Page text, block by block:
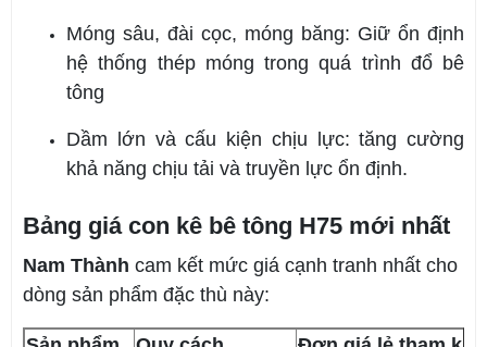
Móng sâu, đài cọc, móng băng: Giữ ổn định
hệ thống thép móng trong quá trình đổ bê
tông
Dầm lớn và cấu kiện chịu lực: tăng cường
khả năng chịu tải và truyền lực ổn định.
Bảng giá con kê bê tông H75 mới nhất
Nam Thành cam kết mức giá cạnh tranh nhất cho
dòng sản phẩm đặc thù này: